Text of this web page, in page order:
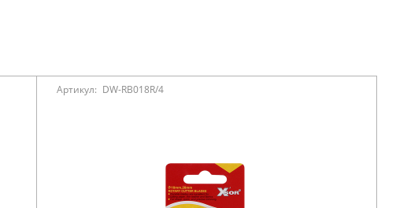
Артикул: DW-RB018R/4